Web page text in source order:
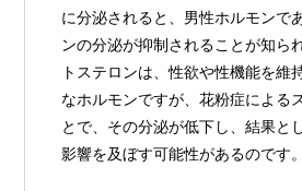
に分泌されると、男性ホルモンで
ンの分泌が抑制されることが知ら
トステロンは、性欲や性機能を維
なホルモンですが、花粉症による
とで、その分泌が低下し、結果と
影響を及ぼす可能性があるのです。